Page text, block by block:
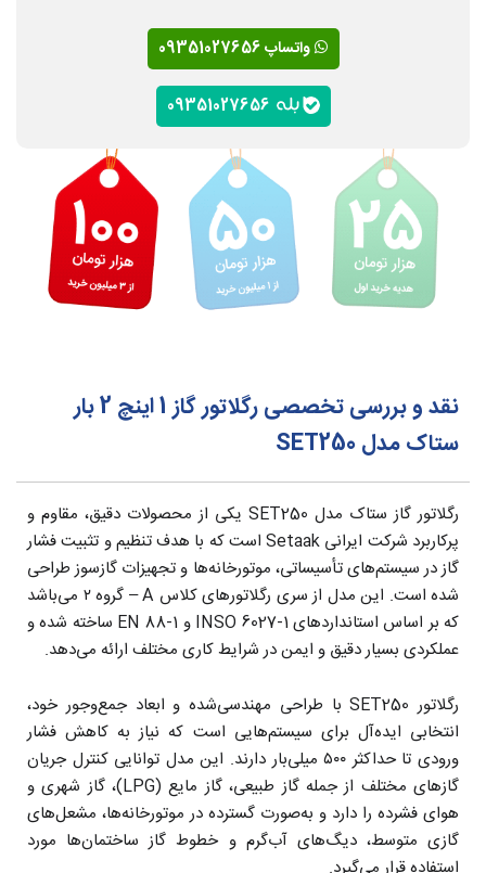
واتساپ 09351027656
نقد و بررسی تخصصی رگلاتور گاز 1 اینچ 2 بار
ستاک مدل SET250
رگلاتور گاز ستاک مدل SET250 یکی از محصولات دقیق، مقاوم و
پرکاربرد شرکت ایرانی Setaak است که با هدف تنظیم و تثبیت فشار
گاز در سیستم‌های تأسیساتی، موتورخانه‌ها و تجهیزات گازسوز طراحی
شده است. این مدل از سری رگلاتورهای کلاس A – گروه ۲ می‌باشد
که بر اساس استانداردهای INSO 6027-1 و EN 88-1 ساخته شده و
عملکردی بسیار دقیق و ایمن در شرایط کاری مختلف ارائه می‌دهد.
رگلاتور SET250 با طراحی مهندسی‌شده و ابعاد جمع‌وجور خود،
انتخابی ایده‌آل برای سیستم‌هایی است که نیاز به کاهش فشار
ورودی تا حداکثر ۵۰۰ میلی‌بار دارند. این مدل توانایی کنترل جریان
گازهای مختلف از جمله گاز طبیعی، گاز مایع (LPG)، گاز شهری و
هوای فشرده را دارد و به‌صورت گسترده در موتورخانه‌ها، مشعل‌های
گازی متوسط، دیگ‌های آب‌گرم و خطوط گاز ساختمان‌ها مورد